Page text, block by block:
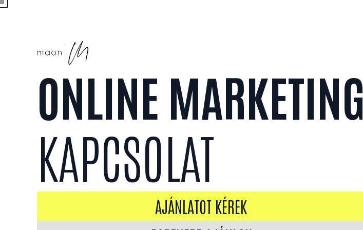
ONLINE MARKETING
KAPCSOLAT
AJÁNLATOT KÉREK